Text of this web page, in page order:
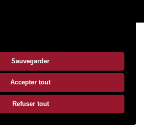
Sauvegarder
Accepter tout
Refuser tout